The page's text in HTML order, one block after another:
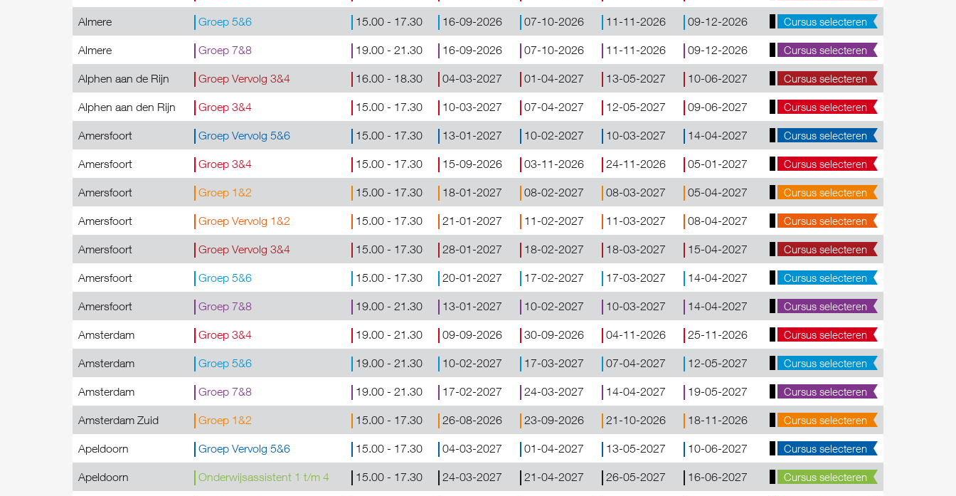
Almere Groep 5&6 15.00 - 17.30 16-09-2026 07-10-2026 11-11-2026 09-12-2026 Cursus selecteren
Almere Groep 7&8 19.00 - 21.30 16-09-2026 07-10-2026 11-11-2026 09-12-2026 Cursus selecteren
Alphen aan de Rijn Groep Vervolg 3&4 16.00 - 18.30 04-03-2027 01-04-2027 13-05-2027 10-06-2027 Cursus selecteren
Alphen aan den Rijn Groep 3&4 15.00 - 17.30 10-03-2027 07-04-2027 12-05-2027 09-06-2027 Cursus selecteren
Amersfoort Groep Vervolg 5&6 15.00 - 17.30 13-01-2027 10-02-2027 10-03-2027 14-04-2027 Cursus selecteren
Amersfoort Groep 3&4 15.00 - 17.30 15-09-2026 03-11-2026 24-11-2026 05-01-2027 Cursus selecteren
Amersfoort Groep 1&2 15.00 - 17.30 18-01-2027 08-02-2027 08-03-2027 05-04-2027 Cursus selecteren
Amersfoort Groep Vervolg 1&2 15.00 - 17.30 21-01-2027 11-02-2027 11-03-2027 08-04-2027 Cursus selecteren
Amersfoort Groep Vervolg 3&4 15.00 - 17.30 28-01-2027 18-02-2027 18-03-2027 15-04-2027 Cursus selecteren
Amersfoort Groep 5&6 15.00 - 17.30 20-01-2027 17-02-2027 17-03-2027 14-04-2027 Cursus selecteren
Amersfoort Groep 7&8 19.00 - 21.30 13-01-2027 10-02-2027 10-03-2027 14-04-2027 Cursus selecteren
Amsterdam Groep 3&4 19.00 - 21.30 09-09-2026 30-09-2026 04-11-2026 25-11-2026 Cursus selecteren
Amsterdam Groep 5&6 19.00 - 21.30 10-02-2027 17-03-2027 07-04-2027 12-05-2027 Cursus selecteren
Amsterdam Groep 7&8 19.00 - 21.30 17-02-2027 24-03-2027 14-04-2027 19-05-2027 Cursus selecteren
Amsterdam Zuid Groep 1&2 15.00 - 17.30 26-08-2026 23-09-2026 21-10-2026 18-11-2026 Cursus selecteren
Apeldoorn Groep Vervolg 5&6 15.00 - 17.30 04-03-2027 01-04-2027 13-05-2027 10-06-2027 Cursus selecteren
Apeldoorn Onderwijsassistent 1 t/m 4 15.00 - 17.30 24-03-2027 21-04-2027 26-05-2027 16-06-2027 Cursus selecteren